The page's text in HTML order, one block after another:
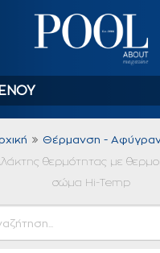
Θέρμανση -
θερµότητας µε
σώµα Hi-Temp